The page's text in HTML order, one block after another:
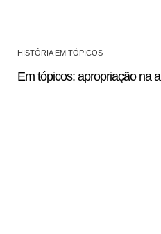
HISTÓRIA EM TÓPICOS
Em tópicos: apropriação na